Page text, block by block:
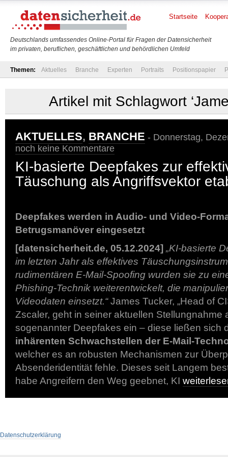
Deutschlands umfassendes Online-Portal für Fragen der Datensicherheit
im privaten, beruflichen, geschäftlichen und behördlichen Umfeld
Startseite
Themen: Aktuelles Branche Experten Portraits Positionspapier
Artikel mit Schlagwort
AKTUELLES, BRANCHE - Donnerstag,
noch keine Kommentare
KI-basierte Deepfakes zur
Täuschung als Angriffsvektor
Deepfakes werden in Audio- und Video-
Betrugsmanöver eingesetzt
[datensicherheit.de, 05.12.2024] „KI-basierte
im letzten Jahr als effektives
rudimentären E-Mail-Spoofing wurden sie zu
Phishing-Technik weiterentwickelt, die
Videodaten einsetzt.“James Tucker, „Head of
Zscaler, geht in seiner aktuellen Stellungnahme
sogenannter Deepfakes ein – diese ließen sich
inhärenten Schwachstellen der E-Mail-
welcher es an robusten Mechanismen zur
Absenderidentität fehle. Dieses seit Langem
habe Angreifern den Weg geebnet, KI
Datenschutzerklärung